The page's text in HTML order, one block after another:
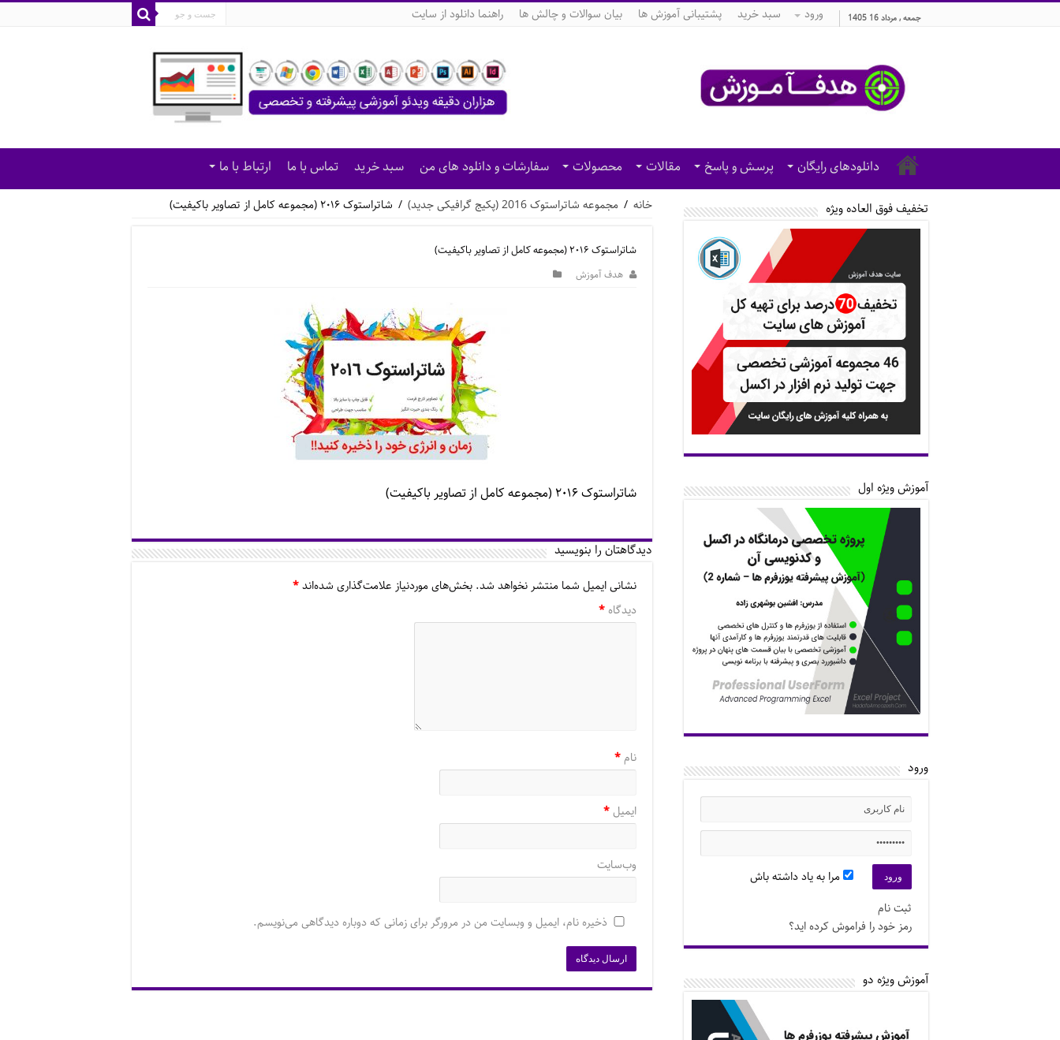
جمعه , مرداد 16 1405 ورود سبد خرید پشتیبانی آموزش ها بیان سوالات و چالش ها راهنما دانلود از سایت
دانلودهای رایگان پرسش و پاسخ مقالات محصولات سفارشات و دانلود های من سبد خرید تماس با ما ارتباط با ما
خانه / مجموعه شاتراستوک 2016 (پکیج گرافیکی جدید) / شاتراستوک ۲۰۱۶ (مجموعه کامل از تصاویر باکیفیت)
شاتراستوک ۲۰۱۶ (مجموعه کامل از تصاویر باکیفیت)
هدف آموزش
شاتراستوک ۲۰۱۶ (مجموعه کامل از تصاویر باکیفیت)
دیدگاهتان را بنویسید
نشانی ایمیل شما منتشر نخواهد شد. بخش‌های موردنیاز علامت‌گذاری شده‌اند*
دیدگاه *
نام*
ایمیل*
وب‌سایت
ذخیره نام، ایمیل و وبسایت من در مرورگر برای زمانی که دوباره دیدگاهی می‌نویسم.
تخفیف فوق العاده ویژه
آموزش ویژه اول
ورود
مرا به یاد داشته باش
ثبت نام
رمز خود را فراموش کرده اید؟
آموزش ویژه دو